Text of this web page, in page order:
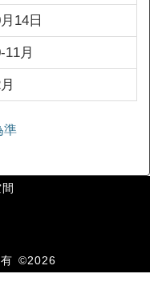
14日
11月
準
有 ©2026